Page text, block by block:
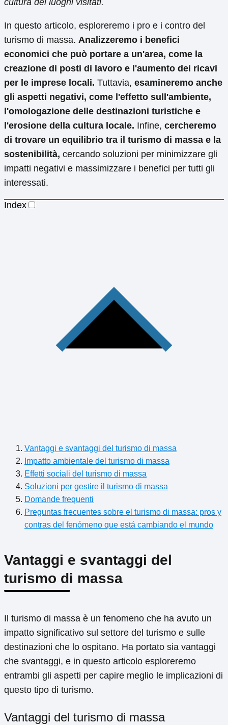
In questo articolo, esploreremo i pro e i contro del
turismo di massa. Analizzeremo i benefici
economici che può portare a un'area, come la
creazione di posti di lavoro e l'aumento dei ricavi
per le imprese locali. Tuttavia, esamineremo anche
gli aspetti negativi, come l'effetto sull'ambiente,
l'omologazione delle destinazioni turistiche e
l'erosione della cultura locale. Infine, cercheremo
di trovare un equilibrio tra il turismo di massa e la
sostenibilità, cercando soluzioni per minimizzare gli
impatti negativi e massimizzare i benefici per tutti gli
interessati.
Index
Vantaggi e svantaggi del turismo di massa
Impatto ambientale del turismo di massa
Effetti sociali del turismo di massa
Soluzioni per gestire il turismo di massa
Domande frequenti
Preguntas frecuentes sobre el turismo di massa: pros y
contras del fenómeno que está cambiando el mundo
Vantaggi e svantaggi del
turismo di massa
Il turismo di massa è un fenomeno che ha avuto un
impatto significativo sul settore del turismo e sulle
destinazioni che lo ospitano. Ha portato sia vantaggi
che svantaggi, e in questo articolo esploreremo
entrambi gli aspetti per capire meglio le implicazioni di
questo tipo di turismo.
Vantaggi del turismo di massa